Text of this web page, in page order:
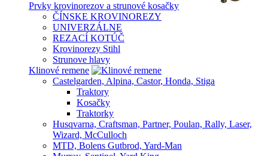
Prvky krovinorezov a strunové kosačky
ČÍNSKE KROVINOREZY
UNIVERZÁLNE
REZACÍ KOTÚČ
Krovinorezy Stihl
Strunove hlavy
Klinové remene
Castelgarden, Alpina, Castor, Honda, Stiga
Traktory
Kosačky
Traktorky
Husqvarna, Craftsman, Partner, Poulan, Rally, Laser,
Wizard, McCulloch
MTD, Bolens Gutbrod, Yard-Man